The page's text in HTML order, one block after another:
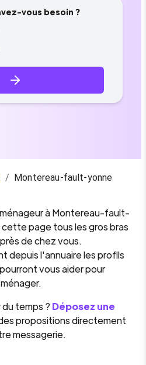
vous besoin ?
/ Montereau-fault-yonne
àMontereau-fault-
page tous les gros bras
de chez vous.
depuis l'annuaire les profils
vous aider pour
temps ? Déposez une
propositions directement
messagerie.